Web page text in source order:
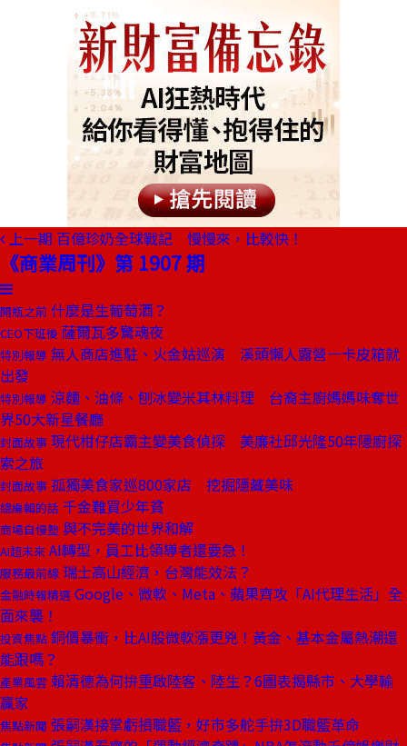
上一期 百億珍奶全球戰記 慢慢來，比較快！
《商業周刊》第 1907 期
開瓶之前 什麼是生葡萄酒？
CEO下班後 薩爾瓦多驚魂夜
特別報導 無人商店進駐、火金姑巡演 溪頭懶人露營一卡皮箱就
出發
特別報導 涼麵、油條、刨冰變米其林料理 台裔主廚媽媽味奪世
界50大新星餐廳
封面故事 現代柑仔店霸主變美食偵探 美廉社邱光隆50年隱廚探
索之旅
封面故事 孤獨美食家巡800家店 挖掘隱藏美味
總編輯的話 千金難買少年貧
商場自慢塾 與不完美的世界和解
AI超未來 AI轉型，員工比領導者還要急！
服務最前線 瑞士高山經濟，台灣能效法？
金融時報精選 Google、微軟、Meta、蘋果齊攻「AI代理生活」全
面來襲！
投資焦點 銅價暴衝，比AI股微軟漲更兇！黃金、基本金屬熱潮還
能跟嗎？
產業風雲 賴清德為何拚重啟陸客、陸生？6圖表揭縣市、大學輸
贏家
焦點新聞 張嗣漢接掌虧損職籃，好市多舵手拚3D職籃革命